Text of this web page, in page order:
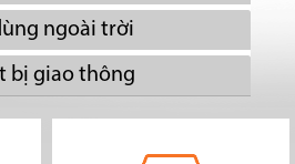
ngoài trời
bị giao thông